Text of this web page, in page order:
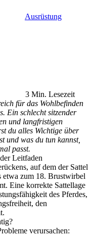
Ausrüstung
3 Min. Lesezeit
für das Wohlbefinden
Ein schlecht sitzender
und langfristigen
du alles Wichtige über
und was du tun kannst,
passt.
Leitfaden
auf dem der Sattel
etwa zum 18. Brustwirbel
Eine korrekte Sattellage
des Pferdes,
den
verursachen: